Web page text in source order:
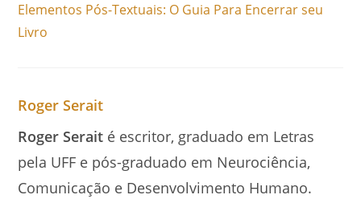
Elementos Pós-Textuais: O Guia Para Encerrar seu
Livro
Roger Serait
Roger Serait é escritor, graduado em Letras
pela UFF e pós-graduado em Neurociência,
Comunicação e Desenvolvimento Humano.